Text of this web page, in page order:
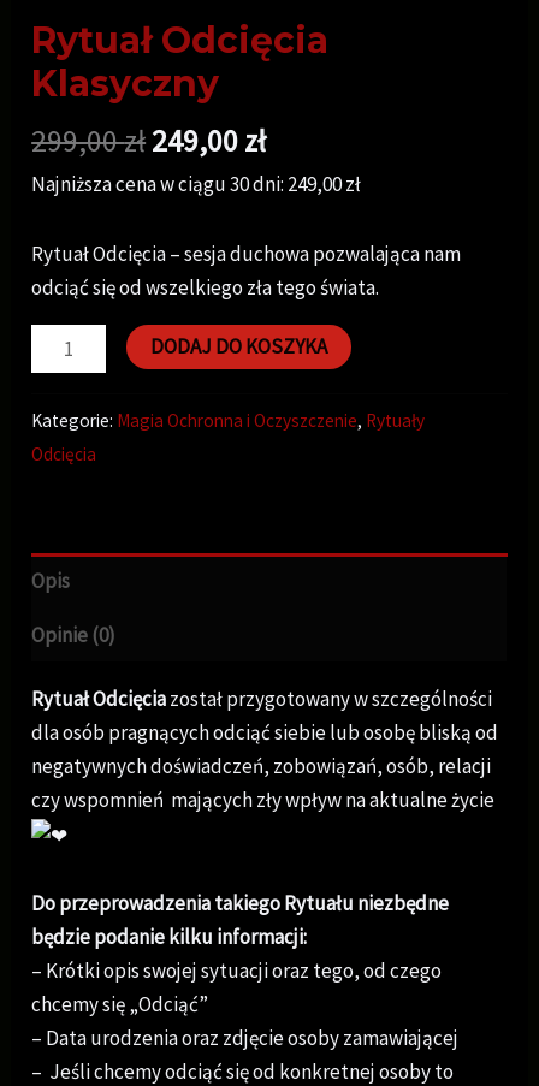
Rytuał Odcięcia
Klasyczny
299,00zł249,00zł
Najniższa cena w ciągu 30 dni: 249,00zł
Rytuał Odcięcia – sesja duchowa pozwalająca nam
odciąć się od wszelkiego zła tego świata.
DODAJ DO KOSZYKA
Kategorie: Magia Ochronna i Oczyszczenie, Rytuały
Odcięcia
Opis
Opinie (0)
Rytuał Odcięciazostał przygotowany w szczególności
dla osób pragnących odciąć siebie lub osobę bliską od
negatywnych doświadczeń, zobowiązań, osób, relacji
czy wspomnień mających zły wpływ na aktualne życie
Do przeprowadzenia takiego Rytuału niezbędne
będzie podanie kilku informacji:
– Krótki opis swojej sytuacji oraz tego, od czego
chcemy się „Odciąć”
– Data urodzenia oraz zdjęcie osoby zamawiającej
– Jeśli chcemy odciąć się od konkretnej osoby to